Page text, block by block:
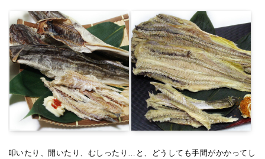
叩いたり、開いたり、むしったり…と、どうしても手間がかかってし